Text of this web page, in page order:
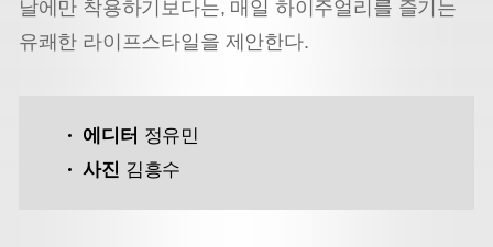
날에만 착용하기보다는, 매일 하이주얼리를 즐기는
유쾌한 라이프스타일을 제안한다.
에디터 정유민
사진 김흥수